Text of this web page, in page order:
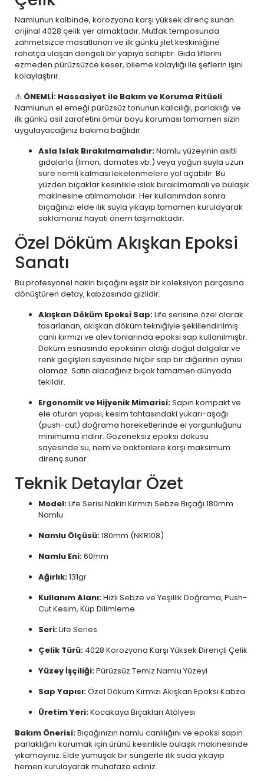
Namlunun kalbinde, korozyona karşı yüksek direnç sunan
orijinal 4028 çelik yer almaktadır. Mutfak temposunda
zahmetsizce masatlanan ve ilk günkü jilet keskinliğine
rahatça ulaşan dengeli bir yapıya sahiptir. Gıda liflerini
ezmeden pürüzsüzce keser, bileme kolaylığı ile şeflerin işini
kolaylaştırır.
⚠️ ÖNEMLİ: Hassasiyet ile Bakım ve Koruma Ritüeli
Namlunun el emeği pürüzsüz tonunun kalıcılığı, parlaklığı ve
ilk günkü asil zarafetini ömür boyu koruması tamamen sizin
uygulayacağınız bakıma bağlıdır.
Asla Islak Bırakılmamalıdır:Namlu yüzeyinin asitli
gıdalarla (limon, domates vb.) veya yoğun suyla uzun
süre nemli kalması lekelenmelere yol açabilir. Bu
yüzden bıçaklar kesinlikle ıslak bırakılmamalı ve bulaşık
makinesine atılmamalıdır. Her kullanımdan sonra
bıçağınızı elde ılık suyla yıkayıp tamamen kurulayarak
saklamanız hayati önem taşımaktadır.
Özel Döküm Akışkan Epoksi
Sanatı
Bu profesyonel nakiri bıçağını eşsiz bir koleksiyon parçasına
dönüştüren detay, kabzasında gizlidir.
Akışkan Döküm Epoksi Sap:Life serisine özel olarak
tasarlanan, akışkan döküm tekniğiyle şekillendirilmiş
canlı kırmızı ve alev tonlarında epoksi sap kullanılmıştır.
Döküm esnasında epoksinin aldığı doğal dalgalar ve
renk geçişleri sayesinde hiçbir sap bir diğerinin aynısı
olamaz. Satın alacağınız bıçak tamamen dünyada
tekildir.
Ergonomik ve Hijyenik Mimarisi:Sapın kompakt ve
ele oturan yapısı, kesim tahtasındaki yukarı-aşağı
(push-cut) doğrama hareketlerinde el yorgunluğunu
minimuma indirir. Gözeneksiz epoksi dokusu
sayesinde su, nem ve bakterilere karşı maksimum
direnç sunar.
Teknik Detaylar Özet
Model:Life Serisi Nakiri Kırmızı Sebze Bıçağı 180mm
Namlu
Namlu Ölçüsü:180mm (NKR108)
Namlu Eni:60mm
Ağırlık:131gr
Kullanım Alanı:Hızlı Sebze ve Yeşillik Doğrama, Push-
Cut Kesim, Küp Dilimleme
Seri:Life Series
Çelik Türü: 4028 Korozyona Karşı Yüksek Dirençli Çelik
Yüzey İşçiliği:Pürüzsüz Temiz Namlu Yüzeyi
Sap Yapısı:Özel Döküm Kırmızı Akışkan Epoksi Kabza
Üretim Yeri:Kocakaya Bıçakları Atölyesi
Bakım Önerisi:Bıçağınızın namlu canlılığını ve epoksi sapın
parlaklığını korumak için ürünü kesinlikle bulaşık makinesinde
yıkamayınız. Elde yumuşak bir süngerle ılık suda yıkayıp
hemen kurulayarak muhafaza ediniz.